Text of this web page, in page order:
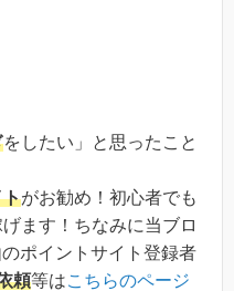
をしたい」と思ったこと
トがお勧め！初心者でも
ます！ちなみに当ブロ
ポイントサイト登録者
頼等はこちらのページ